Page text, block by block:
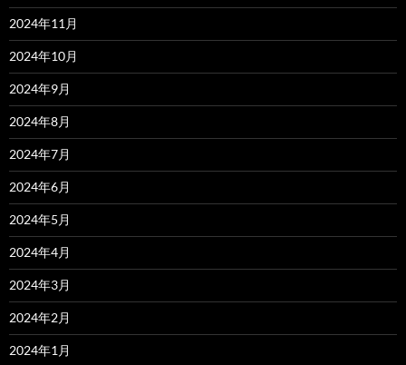
2024年11月
2024年10月
2024年9月
2024年8月
2024年7月
2024年6月
2024年5月
2024年4月
2024年3月
2024年2月
2024年1月